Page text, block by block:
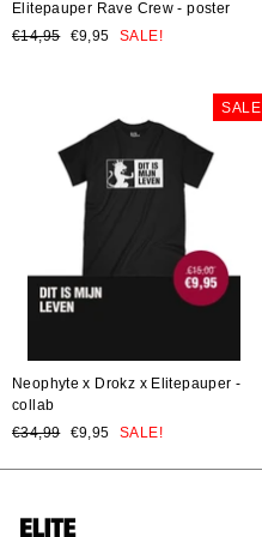
Elitepauper Rave Crew - poster
Prijs
€14,95 SALE!
€9,95 SALE!
SALE
Neophyte x Drokz x Elitepauper -
collab
Prijs
€34,99 SALE!
€9,95 SALE!